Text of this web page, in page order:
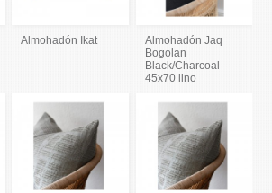
Almohadón Ikat
Almohadón Jaq
Bogolan
Black/Charcoal
45x70 lino